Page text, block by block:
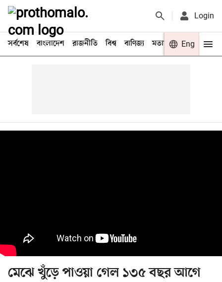
Login
সর্বশেষ বাংলাদেশ রাজনীতি বিশ্ব বাণিজ্য মতামত খেলা
Eng
মেঝে খুঁড়ে পাওয়া গেল ১৩৫ বছর আগে